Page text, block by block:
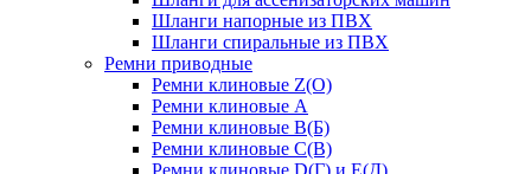
Шланги напорные из ПВХ
Шланги спиральные из ПВХ
Ремни приводные
Ремни клиновые Z(О)
Ремни клиновые А
Ремни клиновые В(Б)
Ремни клиновые С(В)
Ремни клиновые D(Г) и Е(Д)